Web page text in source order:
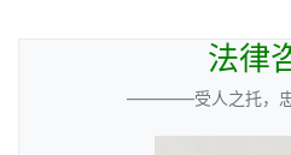
法律
————受人之托，